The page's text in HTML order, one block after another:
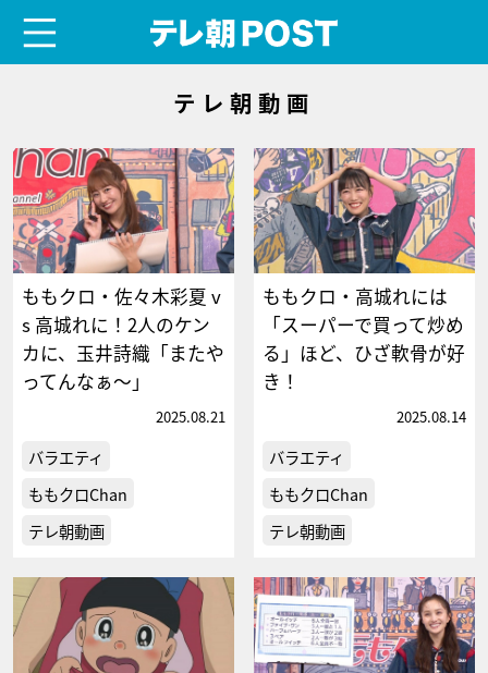
テレ朝動画
ももクロ・佐々木彩夏 v
s 高城れに！2人のケン
カに、玉井詩織「またや
ってんなぁ〜」
2025.08.21
バラエティ
ももクロChan
テレ朝動画
ももクロ・高城れには
「スーパーで買って炒め
る」ほど、ひざ軟骨が好
き！
2025.08.14
バラエティ
ももクロChan
テレ朝動画